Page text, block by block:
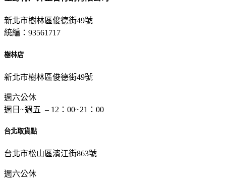
新北市樹林區俊德街49號
統編：93561717
樹林店
新北市樹林區俊德街49號
週六公休
週日~週五 – 12：00~21：00
台北取貨點
台北市松山區濱江街863號
週六公休